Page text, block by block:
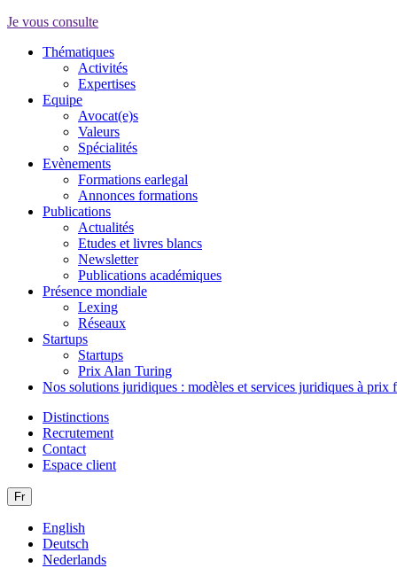
Je vous consulte
Thématiques
Activités
Expertises
Equipe
Avocat(e)s
Valeurs
Spécialités
Evènements
Formations earlegal
Annonces formations
Publications
Actualités
Etudes et livres blancs
Newsletter
Publications académiques
Présence mondiale
Lexing
Réseaux
Startups
Startups
Prix Alan Turing
Nos solutions juridiques : modèles et services juridiques à prix
Distinctions
Recrutement
Contact
Espace client
Fr
English
Deutsch
Nederlands